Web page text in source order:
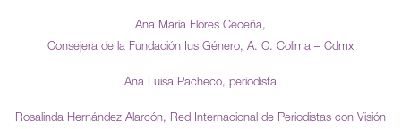
Ana María Flores Ceceña,
Consejera de la Fundación Ius Género, A. C. Colima – Cdmx
Ana Luisa Pacheco, periodista
Rosalinda Hernández Alarcón, Red Internacional de Periodistas con Visión